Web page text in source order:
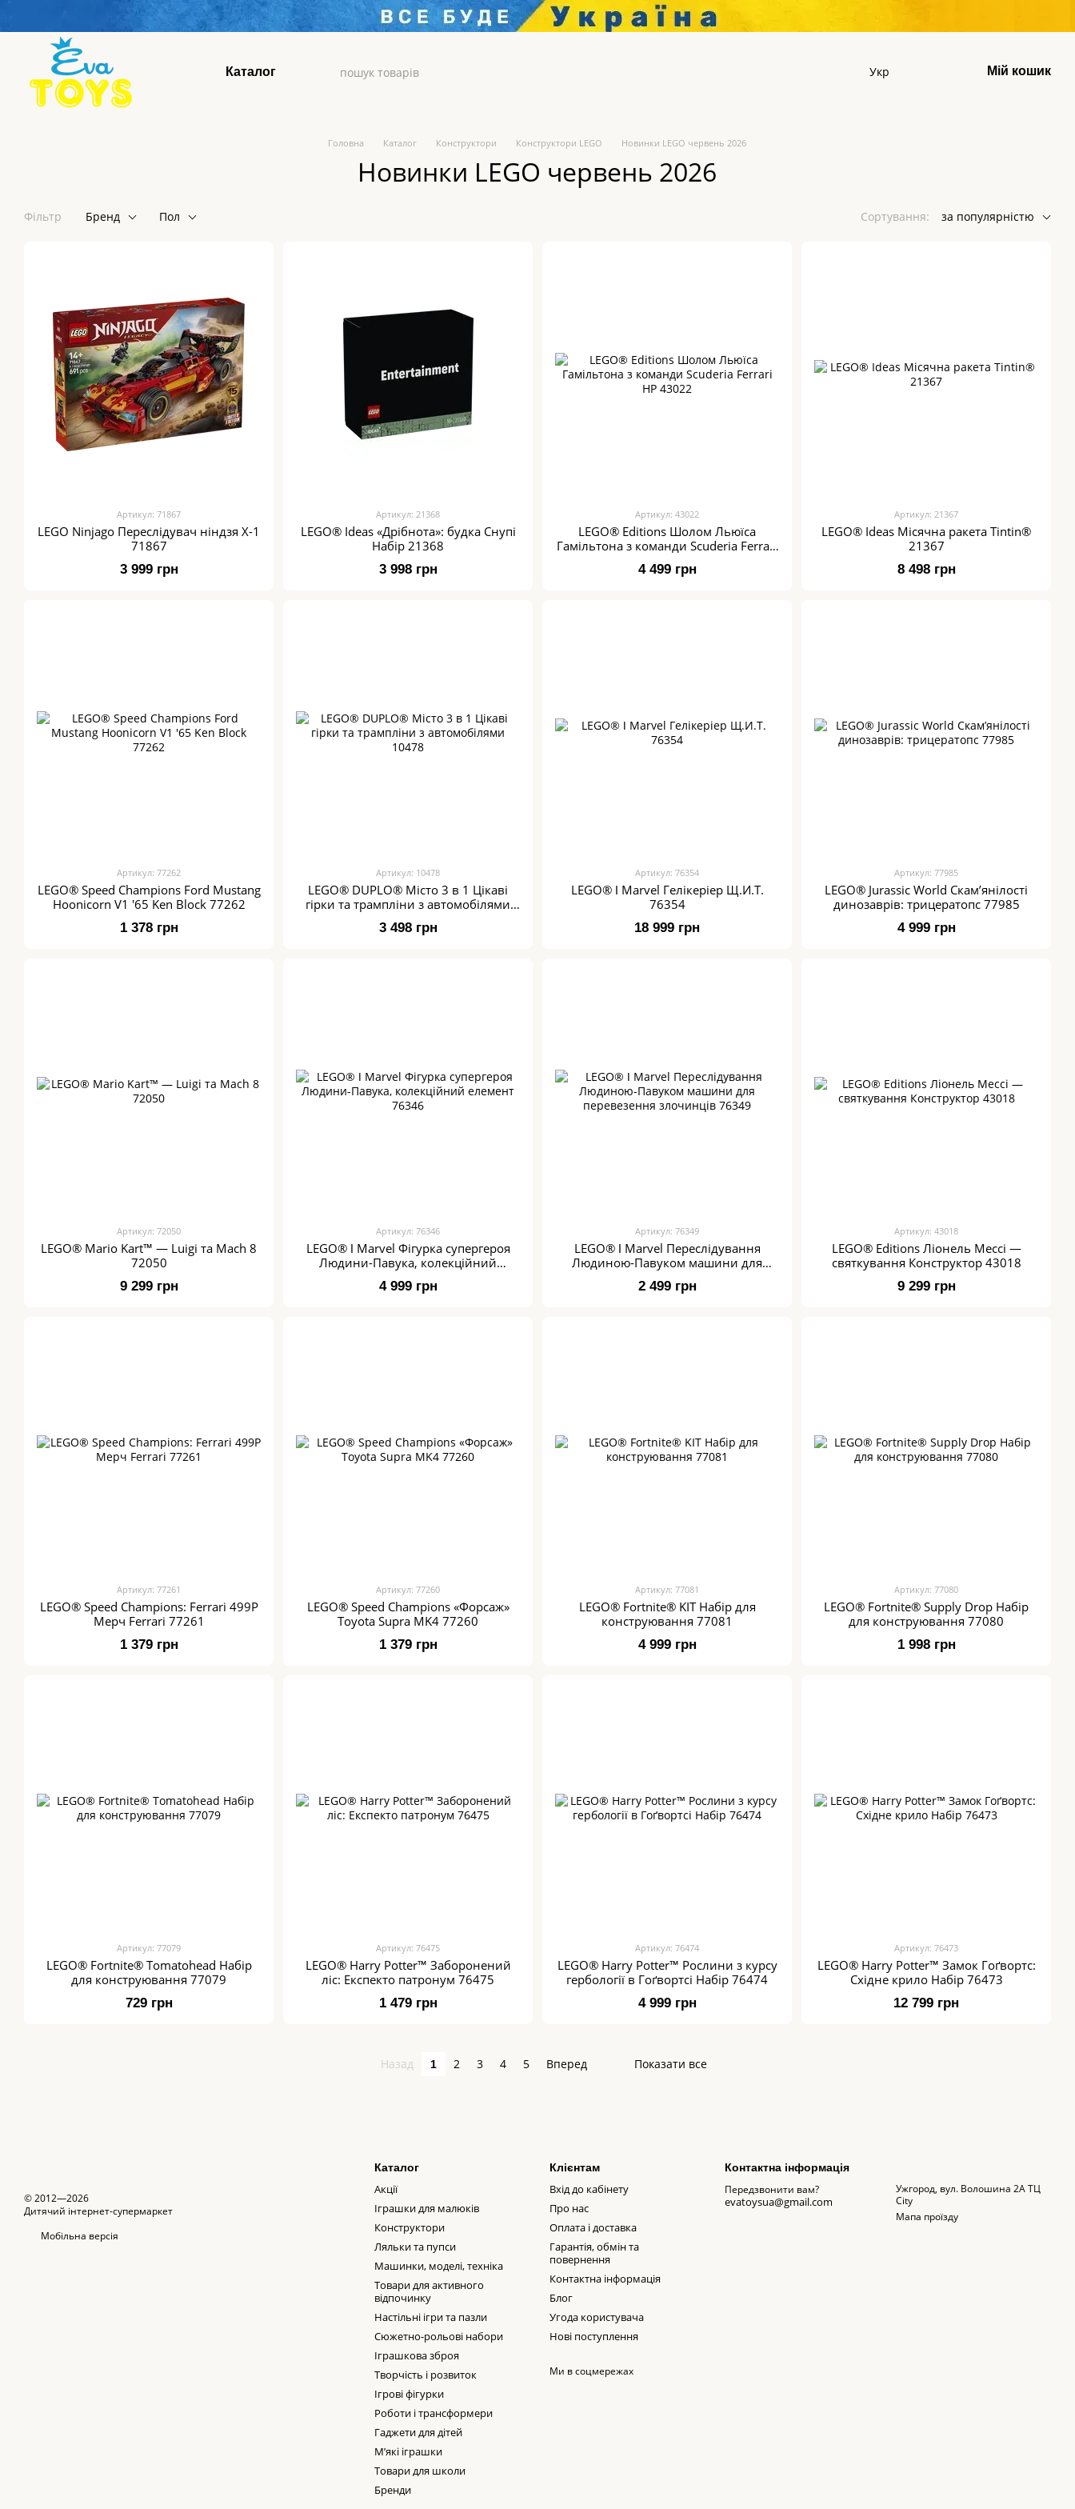
Перейти до основного контенту
Каталог Укр Мій кошик
Головна Каталог Конструктори Конструктори LEGO Новинки LEGO червень 2026
Новинки LEGO червень 2026
Фільтр Бренд Пол Сортування: за популярністю
Артикул: 71867
LEGO Ninjago Переслідувач ніндзя X-1
71867
3 999 грн
Артикул: 21368
LEGO® Ideas «Дрібнота»: будка Снупі
Набір 21368
3 998 грн
Артикул: 43022
LEGO® Editions Шолом Льюїса
Гамільтона з команди Scuderia Ferrari
HP 43022
4 499 грн
Артикул: 21367
LEGO® Ideas Місячна ракета Tintin®
21367
8 498 грн
Артикул: 77262
LEGO® Speed Champions Ford Mustang
Hoonicorn V1 '65 Ken Block 77262
1 378 грн
Артикул: 10478
LEGO® DUPLO® Місто 3 в 1 Цікаві
гірки та трампліни з автомобілями
10478
3 498 грн
Артикул: 76354
LEGO® ǀ Marvel Гелікеріер Щ.И.Т.
76354
18 999 грн
Артикул: 77985
LEGO® Jurassic World Скамʼянілості
динозаврів: трицератопс 77985
4 999 грн
Артикул: 72050
LEGO® Mario Kart™ — Luigi та Mach 8
72050
9 299 грн
Артикул: 76346
LEGO® ǀ Marvel Фігурка супергероя
Людини-Павука, колекційний
елемент 76346
4 999 грн
Артикул: 76349
LEGO® ǀ Marvel Переслідування
Людиною-Павуком машини для
перевезення злочинців 76349
2 499 грн
Артикул: 43018
LEGO® Editions Ліонель Мессі —
святкування Конструктор 43018
9 299 грн
Артикул: 77261
LEGO® Speed Champions: Ferrari 499P
Мерч Ferrari 77261
1 379 грн
Артикул: 77260
LEGO® Speed Champions «Форсаж»
Toyota Supra MK4 77260
1 379 грн
Артикул: 77081
LEGO® Fortnite® KIT Набір для
конструювання 77081
4 999 грн
Артикул: 77080
LEGO® Fortnite® Supply Drop Набір
для конструювання 77080
1 998 грн
Артикул: 77079
LEGO® Fortnite® Tomatohead Набір
для конструювання 77079
729 грн
Артикул: 76475
LEGO® Harry Potter™ Заборонений
ліс: Експекто патронум 76475
1 479 грн
Артикул: 76474
LEGO® Harry Potter™ Рослини з курсу
гербології в Гоґвортсі Набір 76474
4 999 грн
Артикул: 76473
LEGO® Harry Potter™ Замок Гоґвортс:
Східне крило Набір 76473
12 799 грн
Назад 1 2 3 4 5 Вперед Показати все
© 2012—2026
Дитячий інтернет-супермаркет
Мобільна версія
Каталог
Акції
Іграшки для малюків
Конструктори
Ляльки та пупси
Машинки, моделі, техніка
Товари для активного
відпочинку
Настільні ігри та пазли
Сюжетно-рольові набори
Іграшкова зброя
Творчість і розвиток
Ігрові фігурки
Роботи і трансформери
Гаджети для дітей
М’які іграшки
Товари для школи
Бренди
Клієнтам
Вхід до кабінету
Про нас
Оплата і доставка
Гарантія, обмін та
повернення
Контактна інформація
Блог
Угода користувача
Нові поступлення
Ми в соцмережах
Контактна інформація
Передзвонити вам?
evatoysua@gmail.com
Ужгород, вул. Волошина 2А ТЦ
City
Мапа проїзду